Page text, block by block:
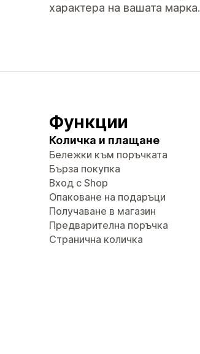
характера на вашата марка.
Функции
Количка и плащане
Бележки към поръчката
Бърза покупка
Вход с Shop
Опаковане на подаръци
Получаване в магазин
Предварителна поръчка
Странична количка